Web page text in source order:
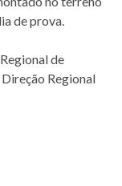
de prova.
de
Regional